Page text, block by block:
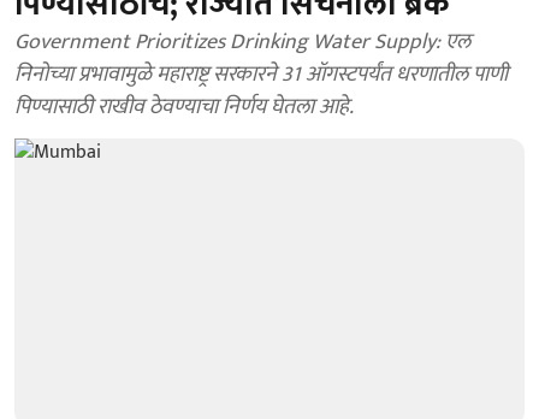
Government Prioritizes Drinking Water Supply: एल
निनोच्या प्रभावामुळे महाराष्ट्र सरकारने 31 ऑगस्टपर्यंत धरणातील पाणी
पिण्यासाठी राखीव ठेवण्याचा निर्णय घेतला आहे.